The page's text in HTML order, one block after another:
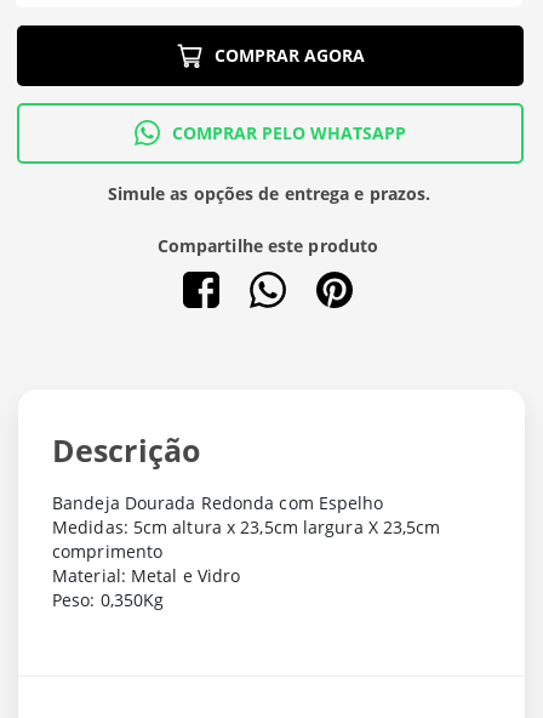
COMPRAR AGORA
COMPRAR PELO WHATSAPP
Simule as opções de entrega e prazos.
Compartilhe este produto
Descrição
Bandeja Dourada Redonda com Espelho
Medidas: 5cm altura x 23,5cm largura X 23,5cm
comprimento
Material: Metal e Vidro
Peso: 0,350Kg